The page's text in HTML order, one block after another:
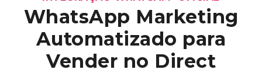
WhatsApp Marketing
Automatizado para
Vender no Direct